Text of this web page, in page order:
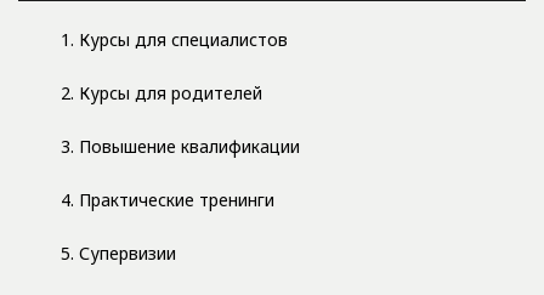
1. Курсы для специалистов
2. Курсы для родителей
3. Повышение квалификации
4. Практические тренинги
5. Супервизии